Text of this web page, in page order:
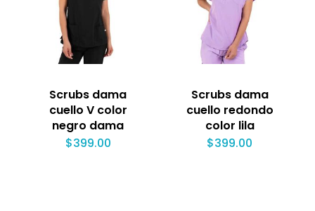
Scrubs dama
cuello V color
negro dama
$399.00
Scrubs dama
cuello redondo
color lila
$399.00